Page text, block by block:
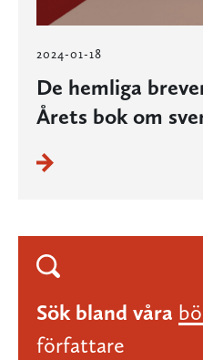
2024-01-18
De hemliga
Årets bok om
Sök bland våra
författare